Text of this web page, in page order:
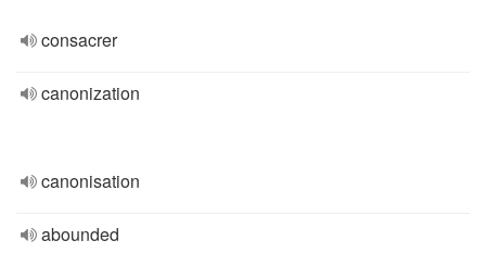
consacrer
canonization
canonisation
abounded